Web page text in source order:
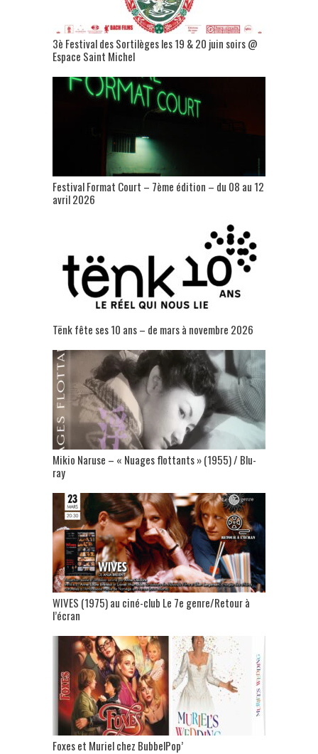
3è Festival des Sortilèges les 19 & 20 juin soirs @
Espace Saint Michel
Festival Format Court – 7ème édition – du 08 au 12
avril 2026
Tënk fête ses 10 ans – de mars à novembre 2026
Mikio Naruse – « Nuages flottants » (1955) / Blu-
ray
WIVES (1975) au ciné-club Le 7e genre/Retour à
l’écran
Foxes et Muriel chez BubbelPop’